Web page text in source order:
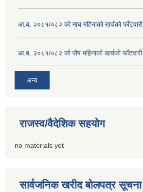
आ.ब. २०८१/०८२ को माघ महिनाको खर्चको फाँटवारी
आ.ब. २०८१/०८२ को पौष महिनाको खर्चको फाँटवारी
अन्य
राजस्व/वैदेशिक सहयोग
no materials yet
सार्वजनिक खरीद बोलपत्र सूचना